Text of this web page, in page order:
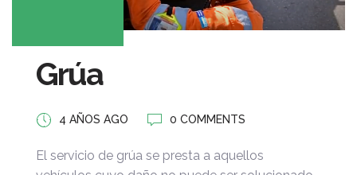
Grúa
4 AÑOS AGO 0 COMMENTS
El servicio de grúa se presta a aquellos